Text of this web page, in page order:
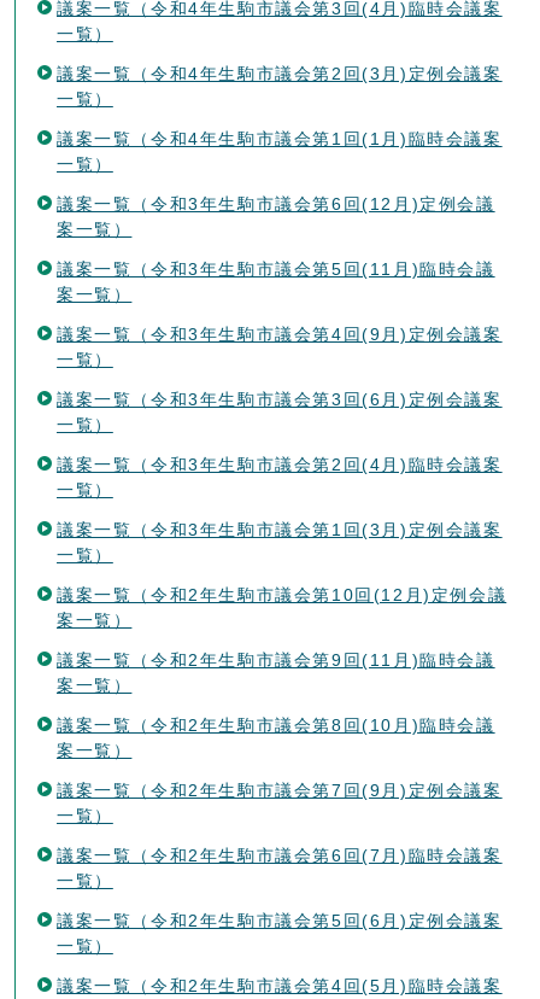
議案一覧（令和4年生駒市議会第3回(4月)臨時会議案
一覧）
議案一覧（令和4年生駒市議会第2回(3月)定例会議案
一覧）
議案一覧（令和4年生駒市議会第1回(1月)臨時会議案
一覧）
議案一覧（令和3年生駒市議会第6回(12月)定例会議
案一覧）
議案一覧（令和3年生駒市議会第5回(11月)臨時会議
案一覧）
議案一覧（令和3年生駒市議会第4回(9月)定例会議案
一覧）
議案一覧（令和3年生駒市議会第3回(6月)定例会議案
一覧）
議案一覧（令和3年生駒市議会第2回(4月)臨時会議案
一覧）
議案一覧（令和3年生駒市議会第1回(3月)定例会議案
一覧）
議案一覧（令和2年生駒市議会第10回(12月)定例会議
案一覧）
議案一覧（令和2年生駒市議会第9回(11月)臨時会議
案一覧）
議案一覧（令和2年生駒市議会第8回(10月)臨時会議
案一覧）
議案一覧（令和2年生駒市議会第7回(9月)定例会議案
一覧）
議案一覧（令和2年生駒市議会第6回(7月)臨時会議案
一覧）
議案一覧（令和2年生駒市議会第5回(6月)定例会議案
一覧）
議案一覧（令和2年生駒市議会第4回(5月)臨時会議案